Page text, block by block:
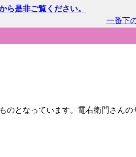
ら是非ご覧ください。
一番下
となっています。電右衛門さん